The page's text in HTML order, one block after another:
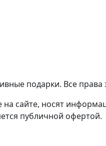
подарки. Все
сайте, носят
публичной офертой.